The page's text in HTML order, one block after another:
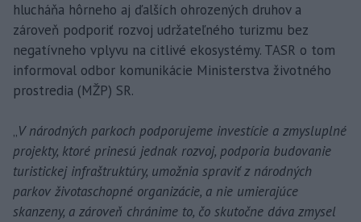
hlucháňa hôrneho aj ďalších ohrozených druhov a
zároveň podporiť rozvoj udržateľného turizmu bez
negatívneho vplyvu na citlivé ekosystémy. TASR o tom
informoval odbor komunikácie Ministerstva životného
prostredia (MŽP) SR.
„V národných parkoch podporujeme investície a zmysluplné
projekty, ktoré prinesú jednak rozvoj, podporia budovanie
turistickej infraštruktúry, umožnia spraviť z národných
parkov životaschopné organizácie, a nie umierajúce
skanzeny, a zároveň chránime to, čo skutočne dáva zmysel